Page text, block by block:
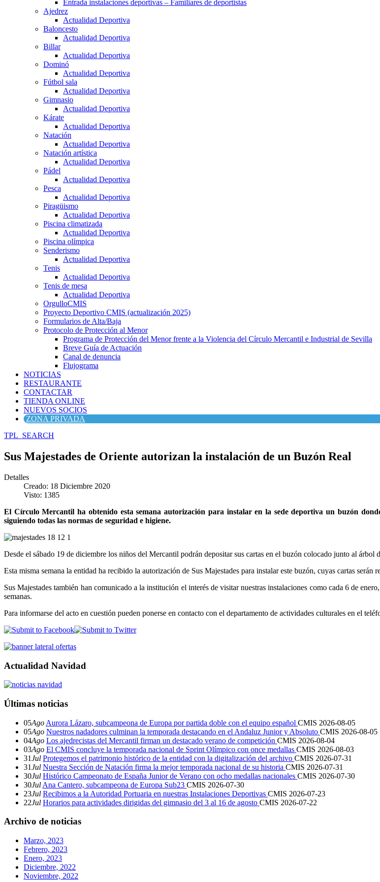
Entrada instalaciones deportivas – Familiares de deportistas
Ajedrez
Actualidad Deportiva
Baloncesto
Actualidad Deportiva
Billar
Actualidad Deportiva
Dominó
Actualidad Deportiva
Fútbol sala
Actualidad Deportiva
Gimnasio
Actualidad Deportiva
Kárate
Actualidad Deportiva
Natación
Actualidad Deportiva
Natación artística
Actualidad Deportiva
Pádel
Actualidad Deportiva
Pesca
Actualidad Deportiva
Piragüismo
Actualidad Deportiva
Piscina climatizada
Actualidad Deportiva
Piscina olímpica
Senderismo
Actualidad Deportiva
Tenis
Actualidad Deportiva
Tenis de mesa
Actualidad Deportiva
OrgulloCMIS
Proyecto Deportivo CMIS (actualización 2025)
Formularios de Alta/Baja
Protocolo de Protección al Menor
Programa de Protección del Menor frente a la Violencia del Círculo Mercantil e Industrial de Sevilla
Breve Guía de Actuación
Canal de denuncia
Flujograma
NOTICIAS
RESTAURANTE
CONTACTAR
TIENDA ONLINE
NUEVOS SOCIOS
ZONA PRIVADA
TPL_SEARCH
Sus Majestades de Oriente autorizan la instalación de un Buzón Real
Detalles
Creado: 18 Diciembre 2020
Visto: 1385
El Círculo Mercantil ha obtenido esta semana autorización para instalar en la sede deportiva un buzón
siguiendo todas las normas de seguridad e higiene.
Desde el sábado 19 de diciembre los niños del Mercantil podrán depositar sus cartas en el buzón colocado junto al árbol
Esta misma semana la entidad ha recibido la autorización de Sus Majestades para instalar este buzón, cuyas cartas
Sus Majestades también han comunicado a la institución el interés de visitar nuestras instalaciones como cada 6 de
semanas.
Para informarse del acto en cuestión pueden ponerse en contacto con el departamento de actividades culturales en el
Actualidad Navidad
Últimas noticias
05Ago Aurora Lázaro, subcampeona de Europa por partida doble con el equipo español CMIS 2026-08-05
05Ago Nuestros nadadores culminan la temporada destacando en el Andaluz Junior y Absoluto CMIS 2026-08-05
04Ago Los ajedrecistas del Mercantil firman un destacado verano de competición CMIS 2026-08-04
03Ago El CMIS concluye la temporada nacional de Sprint Olímpico con once medallas CMIS 2026-08-03
31Jul Protegemos el patrimonio histórico de la entidad con la digitalización del archivo CMIS 2026-07-31
31Jul Nuestra Sección de Natación firma la mejor temporada nacional de su historia CMIS 2026-07-31
30Jul Histórico Campeonato de España Junior de Verano con ocho medallas nacionales CMIS 2026-07-30
30Jul Ana Cantero, subcampeona de Europa Sub23 CMIS 2026-07-30
23Jul Recibimos a la Autoridad Portuaria en nuestras Instalaciones Deportivas CMIS 2026-07-23
22Jul Horarios para actividades dirigidas del gimnasio del 3 al 16 de agosto CMIS 2026-07-22
Archivo de noticias
Marzo, 2023
Febrero, 2023
Enero, 2023
Diciembre, 2022
Noviembre, 2022